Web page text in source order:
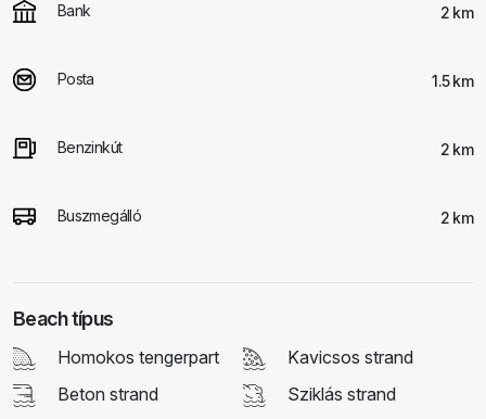
Bank 2 km
Posta 1.5 km
Benzinkút 2 km
Buszmegálló 2 km
Beach típus
Homokos tengerpart
Kavicsos strand
Beton strand
Sziklás strand